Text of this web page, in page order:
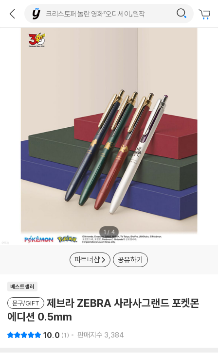
1/ 4
파트너샵 공유하기
베스트셀러
문구/GIFT
제브라 ZEBRA 사라사그랜드 포켓몬
에디션 0.5mm
10.0 1 판매지수 3,384